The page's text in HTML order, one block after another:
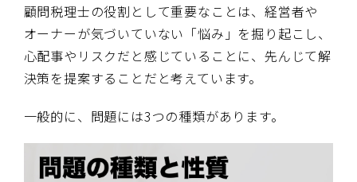
顧問税理士の役割として重要なことは、経営者や
オーナーが気づいていない「悩み」を掘り起こし、
心配事やリスクだと感じていることに、先んじて解
決策を提案することだと考えています。
一般的に、問題には3つの種類があります。